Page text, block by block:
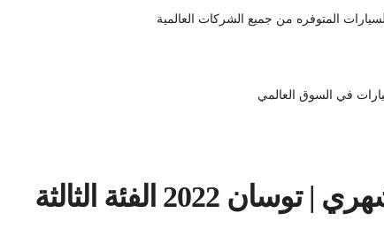
المتوفره من جميع الشركات العالمية
في السوق العالمي
سيارات للايجار الشهري | توسان 2022 الفئة الثالثة